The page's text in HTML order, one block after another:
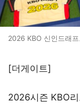
2026 KBO 신인드래
[더게이트]
2026시즌 KBO